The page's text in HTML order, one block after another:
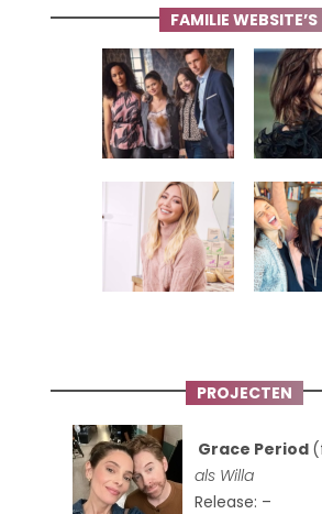
FAMILIE WEBSITE’S
PROJECTEN
Grace Period
als Willa
Release: –